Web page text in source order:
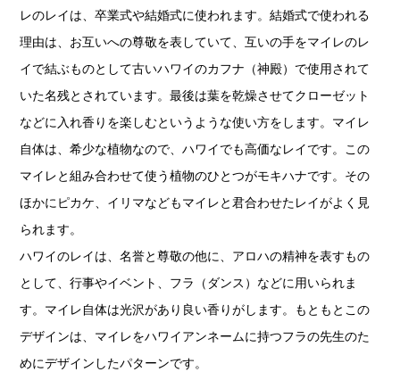
レのレイは、卒業式や結婚式に使われます。結婚式で使われる
理由は、お互いへの尊敬を表していて、互いの手をマイレのレ
イで結ぶものとして古いハワイのカフナ（神殿）で使用されて
いた名残とされています。最後は葉を乾燥させてクローゼット
などに入れ香りを楽しむというような使い方をします。マイレ
自体は、希少な植物なので、ハワイでも高価なレイです。この
マイレと組み合わせて使う植物のひとつがモキハナです。その
ほかにピカケ、イリマなどもマイレと君合わせたレイがよく見
られます。
ハワイのレイは、名誉と尊敬の他に、アロハの精神を表すもの
として、行事やイベント、フラ（ダンス）などに用いられま
す。マイレ自体は光沢があり良い香りがします。もともとこの
デザインは、マイレをハワイアンネームに持つフラの先生のた
めにデザインしたパターンです。